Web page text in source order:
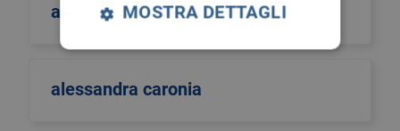
aldo sinigaglia
alessandra caronia
MOSTRA DETTAGLI